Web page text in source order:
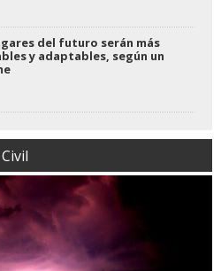
del futuro serán más
y adaptables, según un